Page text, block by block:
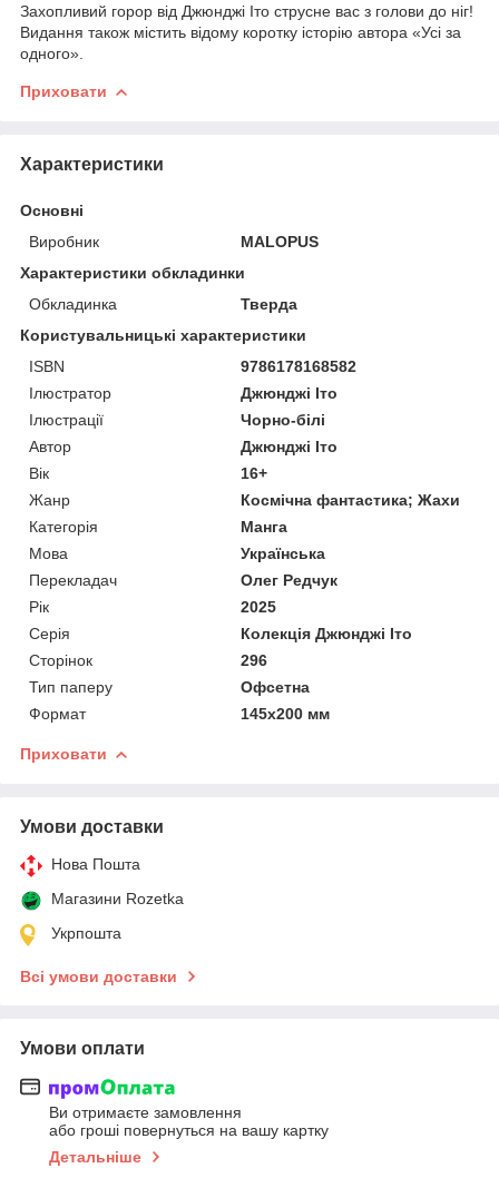
Захопливий горор від Джюнджі Іто струсне вас з голови до ніг!
Видання також містить відому коротку історію автора «Усі за
одного».
Приховати
Характеристики
Основні
Виробник
MALOPUS
Характеристики обкладинки
Обкладинка
Тверда
Користувальницькі характеристики
ISBN
9786178168582
Ілюстратор
Джюнджі Іто
Ілюстрації
Чорно-білі
Автор
Джюнджі Іто
Вік
16+
Жанр
Космічна фантастика; Жахи
Категорія
Манга
Мова
Українська
Перекладач
Олег Редчук
Рік
2025
Серія
Колекція Джюнджі Іто
Сторінок
296
Тип паперу
Офсетна
Формат
145х200 мм
Приховати
Умови доставки
Нова Пошта
Магазини Rozetka
Укрпошта
Всі умови доставки
Умови оплати
Ви отримаєте замовлення
або гроші повернуться на вашу картку
Детальніше